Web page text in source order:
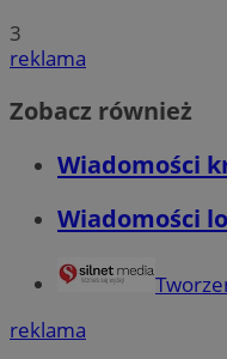
3
reklama
Zobacz również
Wiadomości
Wiadomości
reklama